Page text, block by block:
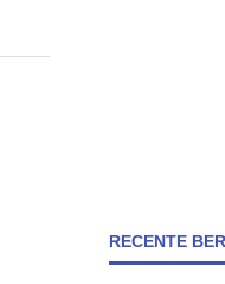
RECENTE